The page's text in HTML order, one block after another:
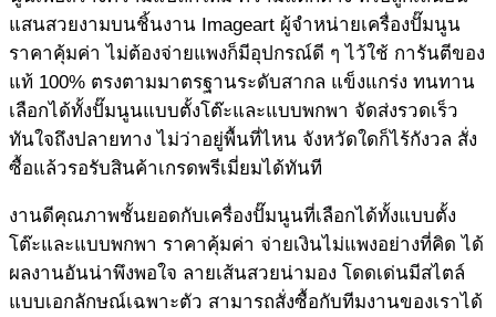
แสนสวยงามบนชิ้นงาน Imageart ผู้จำหน่ายเครื่องปั๊มนูน
ราคาคุ้มค่า ไม่ต้องจ่ายแพงก็มีอุปกรณ์ดี ๆ ไว้ใช้ การันตีของ
แท้ 100% ตรงตามมาตรฐานระดับสากล แข็งแกร่ง ทนทาน
เลือกได้ทั้งปั๊มนูนแบบตั้งโต๊ะและแบบพกพา จัดส่งรวดเร็ว
ทันใจถึงปลายทาง ไม่ว่าอยู่พื้นที่ไหน จังหวัดใดก็ไร้กังวล สั่ง
ซื้อแล้วรอรับสินค้าเกรดพรีเมี่ยมได้ทันที
งานดีคุณภาพชั้นยอดกับเครื่องปั๊มนูนที่เลือกได้ทั้งแบบตั้ง
โต๊ะและแบบพกพา ราคาคุ้มค่า จ่ายเงินไม่แพงอย่างที่คิด ได้
ผลงานอันน่าพึงพอใจ ลายเส้นสวยน่ามอง โดดเด่นมีสไตล์
แบบเอกลักษณ์เฉพาะตัว สามารถสั่งซื้อกับทีมงานของเราได้